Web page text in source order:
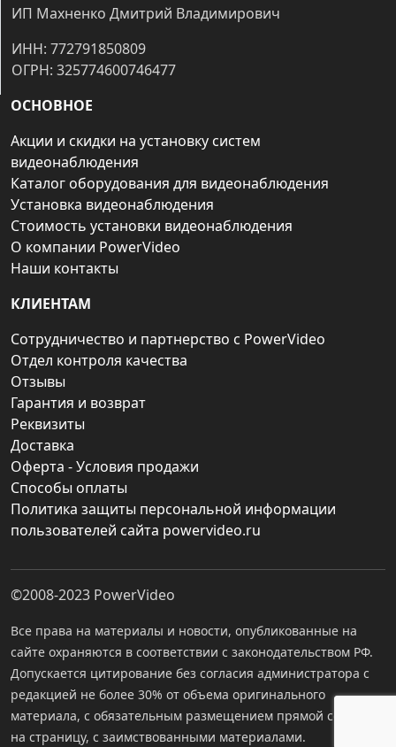
ИП Махненко Дмитрий Владимирович
ИНН: 772791850809
ОГРН: 325774600746477
ОСНОВНОЕ
Акции и скидки на установку систем
видеонаблюдения
Каталог оборудования для видеонаблюдения
Установка видеонаблюдения
Стоимость установки видеонаблюдения
О компании PowerVideo
Наши контакты
КЛИЕНТАМ
Сотрудничество и партнерство с PowerVideo
Отдел контроля качества
Отзывы
Гарантия и возврат
Реквизиты
Доставка
Оферта - Условия продажи
Способы оплаты
Политика защиты персональной информации
пользователей сайта powervideo.ru
©2008-2023 PowerVideo
Все права на материалы и новости, опубликованные на
сайте охраняются в соответствии с законодательством РФ.
Допускается цитирование без согласия администратора с
редакцией не более 30% от объема оригинального
материала, с обязательным размещением прямой ссылки
на страницу, с заимствованными материалами.